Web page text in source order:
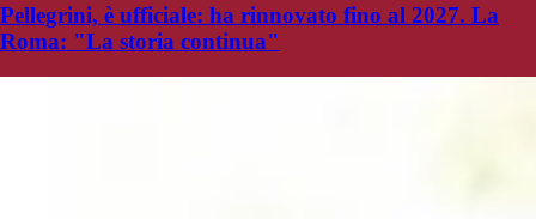
Pellegrini, è ufficiale: ha rinnovato fino al 2027. La
Roma: "La storia continua"